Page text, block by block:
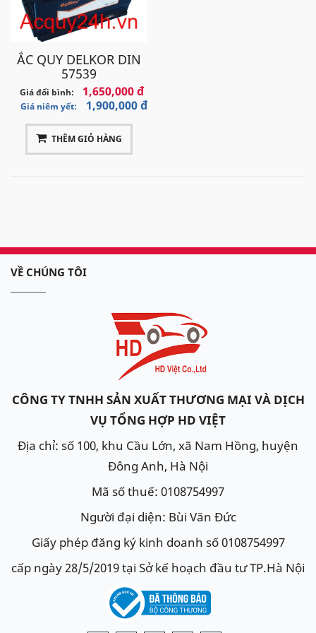
Ắc quy Varta AGM LN3 tốt choMercedes C250 2015+
Ưu điểm của bình ắc quy Varta
AGM
AGM rất an toàn, hoàn toàn kín khí.
thường.
Dòng CCA cực cao cho phép ắc quy AGM Varta hoạt
động bất chấp mọi điều kiện thời tiết.
Giữ & Dẫn điện rất tốt, không cần sạc ắc quy quá
thông thường như những loại Ắc quy acid chì khác.
Sạc nhanh gấp x5 lần so với loại Ắc quy nước.
Khả năng xả sâu cao, cho phép quy trình nạp xả vận
ẮC QUY DELKOR DIN
57539
Giá đổi bình: 1,650,000 đ
Giá niêm yết: 1,900,000 đ
THÊM GIỎ HÀNG
VỀ CHÚNG TÔI
CÔNG TY TNHH SẢN XUẤT THƯƠNG MẠI VÀ DỊCH
VỤ TỔNG HỢP HD VIỆT
Địa chỉ: số 100, khu Cầu Lớn, xã Nam Hồng, huyện
Đông Anh, Hà Nội
Mã số thuế: 0108754997
Người đại diện: Bùi Văn Đức
Giấy phép đăng ký kinh doanh số 0108754997
cấp ngày 28/5/2019 tại Sở kế hoạch đầu tư TP.Hà Nội